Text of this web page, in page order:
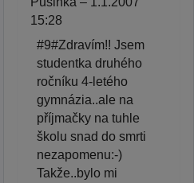
15:28
#9#Zdravím!! Jsem
studentka druhého
ročníku 4-letého
gymnázia..ale na
příjmačky na tuhle
školu snad do smrti
nezapomenu:-)
Takže..bylo mi